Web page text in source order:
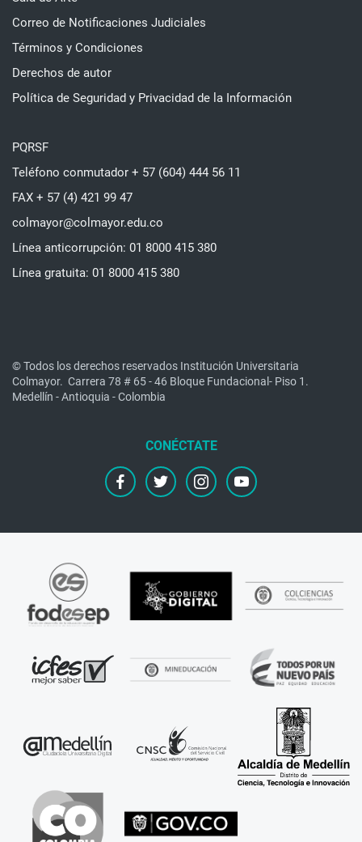
Correo de Notificaciones Judiciales
Términos y Condiciones
Derechos de autor
Política de Seguridad y Privacidad de la Información
PQRSF
Teléfono conmutador + 57 (604) 444 56 11
FAX + 57 (4) 421 99 47
colmayor@colmayor.edu.co
Línea anticorrupción: 01 8000 415 380
Línea gratuita: 01 8000 415 380
© Todos los derechos reservados Institución Universitaria
Colmayor. Carrera 78 # 65 - 46 Bloque Fundacional- Piso 1.
Medellín - Antioquia - Colombia